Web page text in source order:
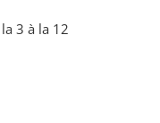
3 à la 12